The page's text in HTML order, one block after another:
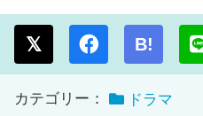
B!
カテゴリー： ドラマ